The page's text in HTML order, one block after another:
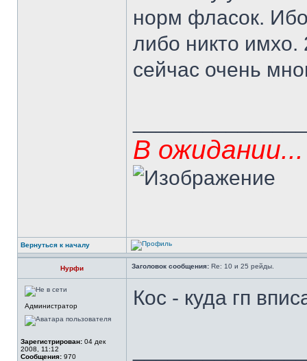
норм фласок.
либо никто имхо.
сейчас очень
В ожидании...
Вернуться к началу
Нурфи Заголовок сообщения: Re: 10 и 25 рейды.
Администратор
Зарегистрирован: 04 дек
2008, 11:12
Сообщения: 970
Кос - куда гп